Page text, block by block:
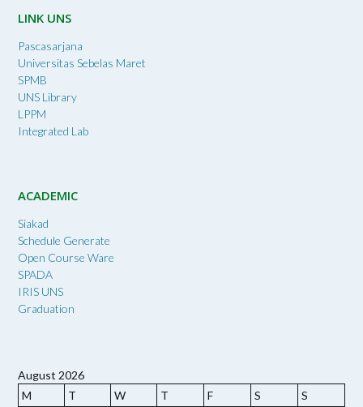
LINK UNS
Pascasarjana
Universitas Sebelas Maret
SPMB
UNS Library
LPPM
Integrated Lab
ACADEMIC
Siakad
Schedule Generate
Open Course Ware
SPADA
IRIS UNS
Graduation
August 2026
M
T W T F S S